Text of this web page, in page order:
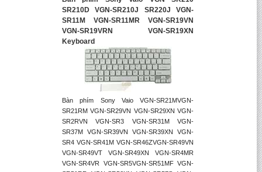
SR210D VGN-SR210J SR220J VGN-
SR11M VGN-SR11MR VGN-SR19VN
VGN-SR19VRN VGN-SR19XN
Keyboard
Bàn phím Sony Vaio VGN-SR21MVGN-
SR21RM VGN-SR29VN VGN-SR29XN VGN-
SR2RVN VGN-SR3 VGN-SR31M VGN-
SR37M VGN-SR39VN VGN-SR39XN VGN-
SR4 VGN-SR41M VGN-SR46ZVGN-SR49VN
VGN-SR49VT VGN-SR49XN VGN-SR4MR
VGN-SR4VR VGN-SR5VGN-SR51MF VGN-